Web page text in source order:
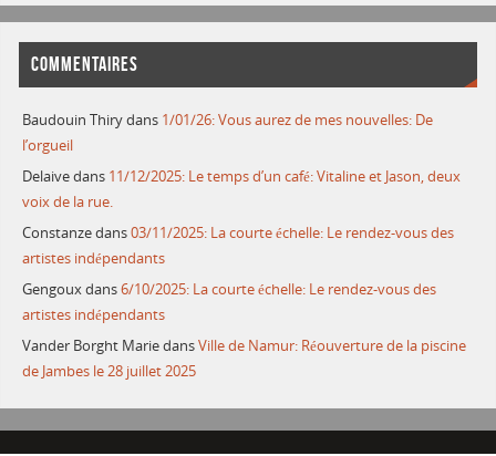
COMMENTAIRES
Baudouin Thirydans 1/01/26: Vous aurez de mes nouvelles: De
l’orgueil
Delaivedans 11/12/2025: Le temps d’un café: Vitaline et Jason, deux
voix de la rue.
Constanzedans03/11/2025: La courte échelle: Le rendez-vous des
artistes indépendants
Gengouxdans6/10/2025: La courte échelle: Le rendez-vous des
artistes indépendants
Vander Borght MariedansVille de Namur: Réouverture de la piscine
de Jambes le 28 juillet 2025